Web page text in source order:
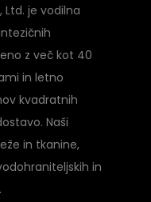
Ltd. je vodilna
z več kot 40
in letno
kvadratnih
Naši
in tkanine,
in